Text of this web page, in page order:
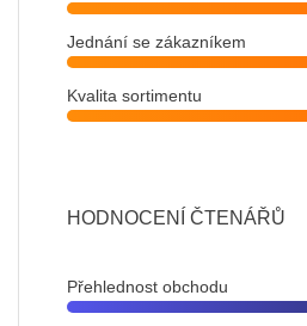
Jednání se zákazníkem
Kvalita sortimentu
HODNOCENÍ ČTENÁŘŮ
Přehlednost obchodu